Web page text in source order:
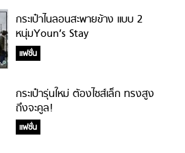
กระเป๋าไนลอนสะพายข้าง แบบ 2
หนุ่มYoun’s Stay
แฟชั่น
กระเป๋ารุ่นใหม่ ต้องไซส์เล็ก ทรงสูง
ถึงจะคูล!
แฟชั่น